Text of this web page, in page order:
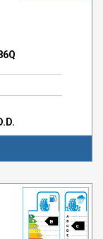
B
c